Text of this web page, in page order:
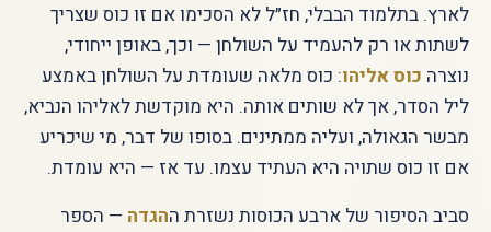
לארץ. בתלמוד הבבלי, חז״ל לא הסכימו אם זו כוס שצריך
לשתות או רק להעמיד על השולחן — וכך, באופן ייחודי,
נוצרה כוס אליהו: כוס מלאה שעומדת על השולחן באמצע
ליל הסדר, אך לא שותים אותה. היא מוקדשת לאליהו הנביא,
מבשר הגאולה, ועליה ממתינים. בסופו של דבר, מי שיכריע
אם זו כוס שתויה היא העתיד עצמו. עד אז — היא עומדת.
סביב הסיפור של ארבע הכוסות נשזרת ההגדה — הספר